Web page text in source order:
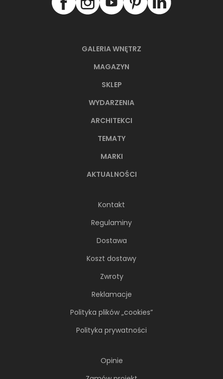
GALERIA WNĘTRZ
MAGAZYN
SKLEP
WYDARZENIA
ARCHITEKCI
TEMATY
MARKI
AKTUALNOŚCI
Kontakt
Regulaminy
Dostawa
Koszt dostawy
Zwroty
Reklamacje
Polityka plików „cookies”
Polityka prywatności
Opinie